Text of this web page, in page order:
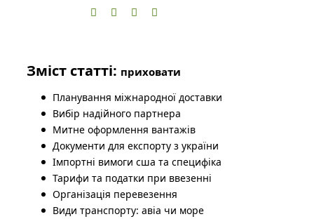
Зміст статті: приховати
Планування міжнародної доставки
Вибір надійного партнера
Митне оформлення вантажів
Документи для експорту з україни
Імпортні вимоги сша та специфіка
Тарифи та податки при ввезенні
Організація перевезення
Види транспорту: авіа чи море